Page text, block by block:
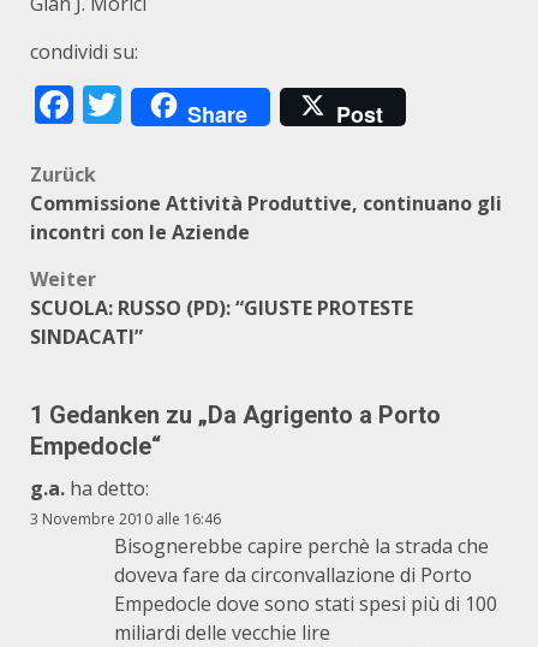
condividi su:
Facebook
Twitter
Share Post
Beitragsnavigation
Zurück
Commissione Attività Produttive, continuano gli
incontri con le Aziende
Weiter
SCUOLA: RUSSO (PD): “GIUSTE PROTESTE
SINDACATI”
1 Gedanken zu „Da Agrigento a Porto
Empedocle“
g.a. ha detto:
3 Novembre 2010 alle 16:46
Bisognerebbe capire perchè la strada che
doveva fare da circonvallazione di Porto
Empedocle dove sono stati spesi più di 100
miliardi delle vecchie lire